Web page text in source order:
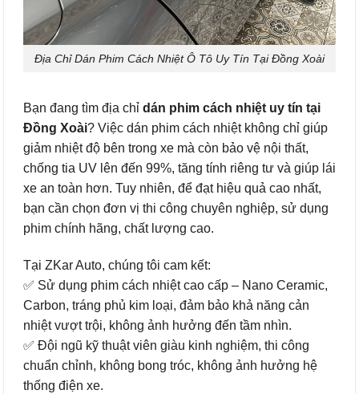
Địa Chỉ Dán Phim Cách Nhiệt Ô Tô Uy Tín Tại Đồng Xoài
Bạn đang tìm địa chỉ dán phim cách nhiệt uy tín tại
Đồng Xoài? Việc dán phim cách nhiệt không chỉ giúp
giảm nhiệt độ bên trong xe mà còn bảo vệ nội thất,
chống tia UV lên đến 99%, tăng tính riêng tư và giúp lái
xe an toàn hơn. Tuy nhiên, để đạt hiệu quả cao nhất,
bạn cần chọn đơn vị thi công chuyên nghiệp, sử dụng
phim chính hãng, chất lượng cao.
Tại ZKar Auto, chúng tôi cam kết:
✅ Sử dụng phim cách nhiệt cao cấp – Nano Ceramic,
Carbon, tráng phủ kim loại, đảm bảo khả năng cản
nhiệt vượt trội, không ảnh hưởng đến tầm nhìn.
✅ Đội ngũ kỹ thuật viên giàu kinh nghiệm, thi công
chuẩn chỉnh, không bong tróc, không ảnh hưởng hệ
thống điện xe.